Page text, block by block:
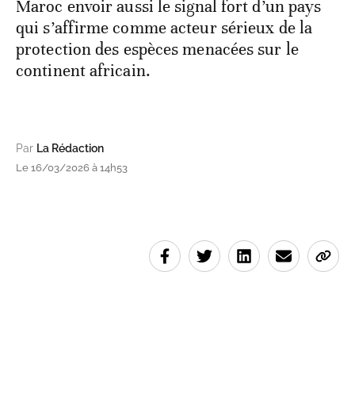
Maroc envoir aussi le signal fort d’un pays
qui s’affirme comme acteur sérieux de la
protection des espèces menacées sur le
continent africain.
Par La Rédaction
Le 16/03/2026 à 14h53